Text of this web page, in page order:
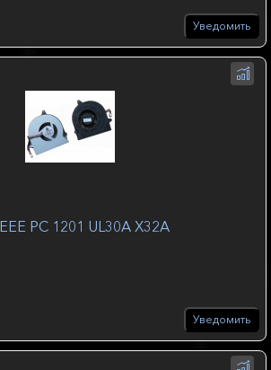
Уведомить
PC 1201 UL30A X32A
Уведомить